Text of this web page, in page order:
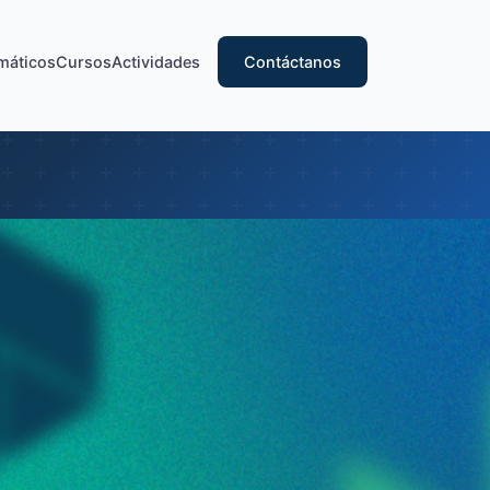
CursosActividades Contáctanos